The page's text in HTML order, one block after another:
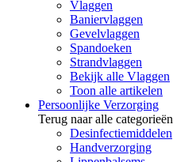
Vlaggen
Baniervlaggen
Gevelvlaggen
Spandoeken
Strandvlaggen
Bekijk alle Vlaggen
Toon alle artikelen
Persoonlijke Verzorging
Terug naar alle categorieën
Desinfectiemiddelen
Handverzorging